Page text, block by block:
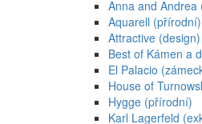
Anna and Andrea
Aquarell (přírodní)
Attractive (design)
Best of Kámen a
El Palacio
House of
Hygge (přírodní)
Karl Lagerfeld